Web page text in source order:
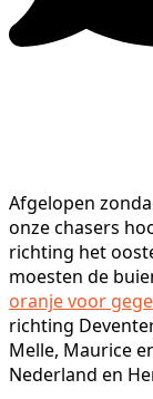
Afgelopen
onze chasers
richting het
moesten de
oranje voor
richting
Melle, Maurice
Nederland en